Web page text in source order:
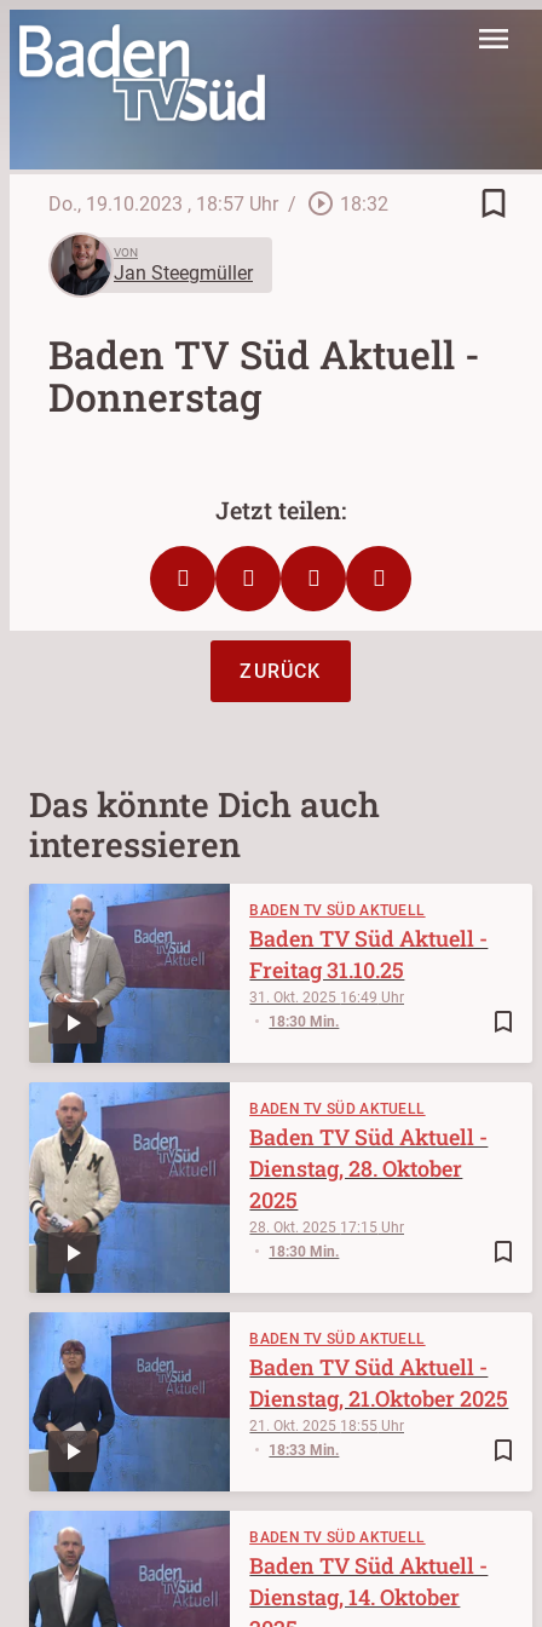
menu
Do., 19.10.2023 , 18:57 Uhr / play_circle_outline 18:32 bookmark_border
VON
Jan Steegmüller
Baden TV Süd Aktuell -
Donnerstag
ZURÜCK
Das könnte Dich auch
interessieren
BADEN TV SÜD AKTUELL
bookmark_border
31. Okt. 2025 16:49
18:30 Min.
Baden TV Süd Aktuell -
Freitag 31.10.25
BADEN TV SÜD AKTUELL
bookmark_border
28. Okt. 2025 17:15
18:30 Min.
Baden TV Süd Aktuell -
Dienstag, 28. Oktober
2025
BADEN TV SÜD AKTUELL
bookmark_border
21. Okt. 2025 18:55
18:33 Min.
Baden TV Süd Aktuell -
Dienstag, 21.Oktober 2025
BADEN TV SÜD AKTUELL
Baden TV Süd Aktuell -
Dienstag, 14. Oktober